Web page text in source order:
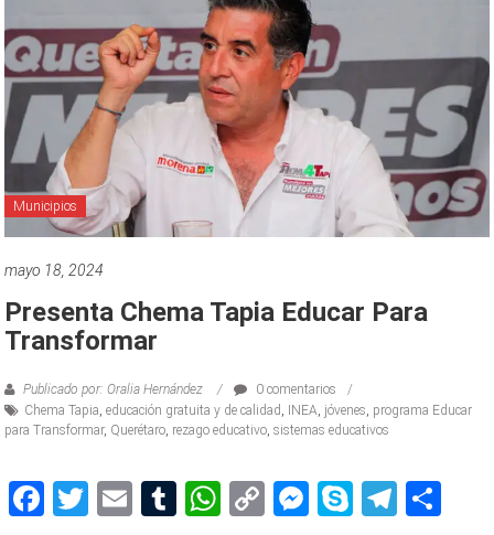
Municipios
mayo 18, 2024
Presenta Chema Tapia Educar Para
Transformar
Publicado por: Oralia Hernández
0 comentarios
Chema Tapia ,educación gratuita y de calidad INEA jóvenes programa Educar
para Transformar, Querétaro rezago educativo ,sistemas educativos
Facebook
Twitter
EmailTumblr
WhatsApp
CopyMessenger
Skype